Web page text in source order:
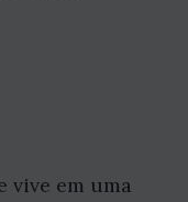
vive em uma